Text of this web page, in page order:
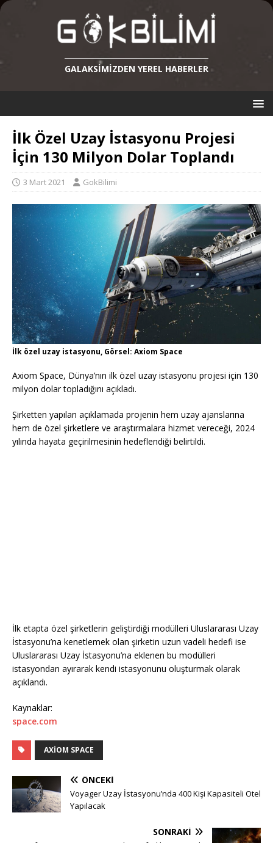
GALAKSIMIZDEN YEREL HABERLER
İlk Özel Uzay İstasyonu Projesi
İçin 130 Milyon Dolar Toplandı
3 Mart 2021 GokBilimi
İlk özel uzay istasyonu, Görsel: Axiom Space
Axiom Space, Dünya’nın ilk özel uzay istasyonu projesi için 130
milyon dolar topladığını açıkladı.
Şirketten yapılan açıklamada projenin hem uzay ajanslarına
hem de özel şirketlere ve araştırmalara hizmet vereceği, 2024
yılında hayata geçirilmesinin hedeflendiği belirtildi.
İlk etapta özel şirketlerin geliştirdiği modülleri Uluslararası Uzay
İstasyonu’na kenetlemek olan şirketin uzun vadeli hedefi ise
Uluslararası Uzay İstasyonu’na eklenen bu modülleri
istasyondan ayırarak kendi istasyonunu oluşturmak olarak
açıklandı.
Kaynaklar:
space.com
AXIOM SPACE
ÖNCEKI
Voyager Uzay İstasyonu’nda 400 Kişi Kapasiteli Otel
Yapılacak
SONRAKI